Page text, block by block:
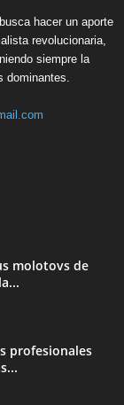
hacer un aporte
revolucionaria,
siempre la
molotovs de
profesionales